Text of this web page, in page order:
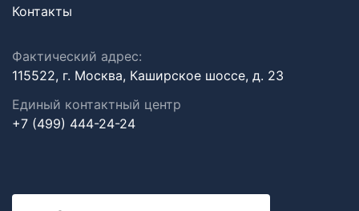
Контакты
Фактический адрес:
115522, г. Москва, Каширское шоссе, д. 23
Единый контактный центр
+7 (499) 444-24-24